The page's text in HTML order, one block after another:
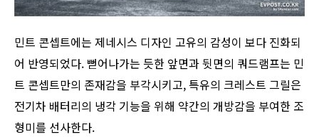
민트 콘셉트에는 제네시스 디자인 고유의 감성이 보다 진화되
어 반영되었다. 뻗어나가는 듯한 앞면과 뒷면의 쿼드램프는 민
트 콘셉트만의 존재감을 부각시키고, 특유의 크레스트 그릴은
전기차 배터리의 냉각 기능을 위해 약간의 개방감을 부여한 조
형미를 선사한다.